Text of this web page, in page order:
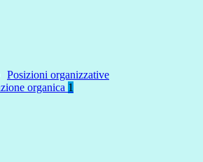
Posizioni organizzative
organica 1